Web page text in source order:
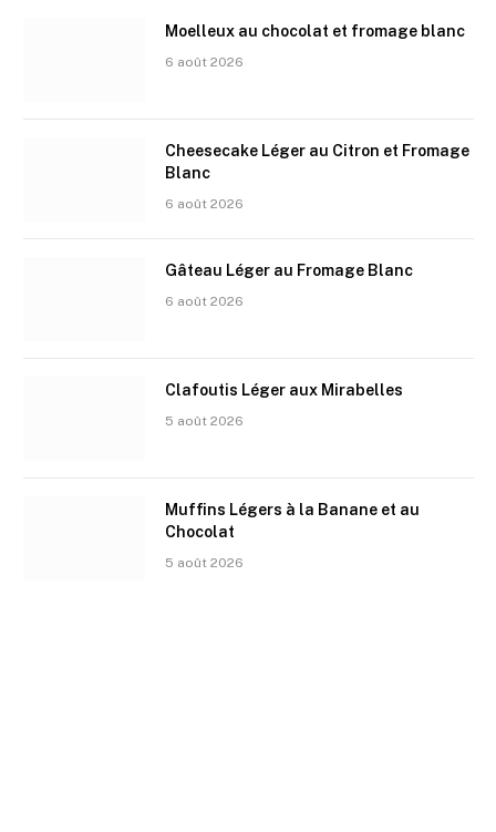
Moelleux au chocolat et fromage blanc
6 août 2026
Cheesecake Léger au Citron et Fromage
Blanc
6 août 2026
Gâteau Léger au Fromage Blanc
6 août 2026
Clafoutis Léger aux Mirabelles
5 août 2026
Muffins Légers à la Banane et au
Chocolat
5 août 2026